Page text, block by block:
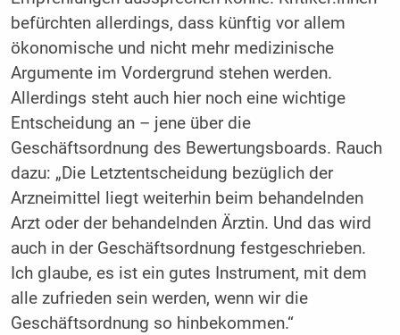
befürchten allerdings, dass künftig vor allem
ökonomische und nicht mehr medizinische
Argumente im Vordergrund stehen werden.
Allerdings steht auch hier noch eine wichtige
Entscheidung an – jene über die
Geschäftsordnung des Bewertungsboards. Rauch
dazu: „Die Letztentscheidung bezüglich der
Arzneimittel liegt weiterhin beim behandelnden
Arzt oder der behandelnden Ärztin. Und das wird
auch in der Geschäftsordnung festgeschrieben.
Ich glaube, es ist ein gutes Instrument, mit dem
alle zufrieden sein werden, wenn wir die
Geschäftsordnung so hinbekommen.“